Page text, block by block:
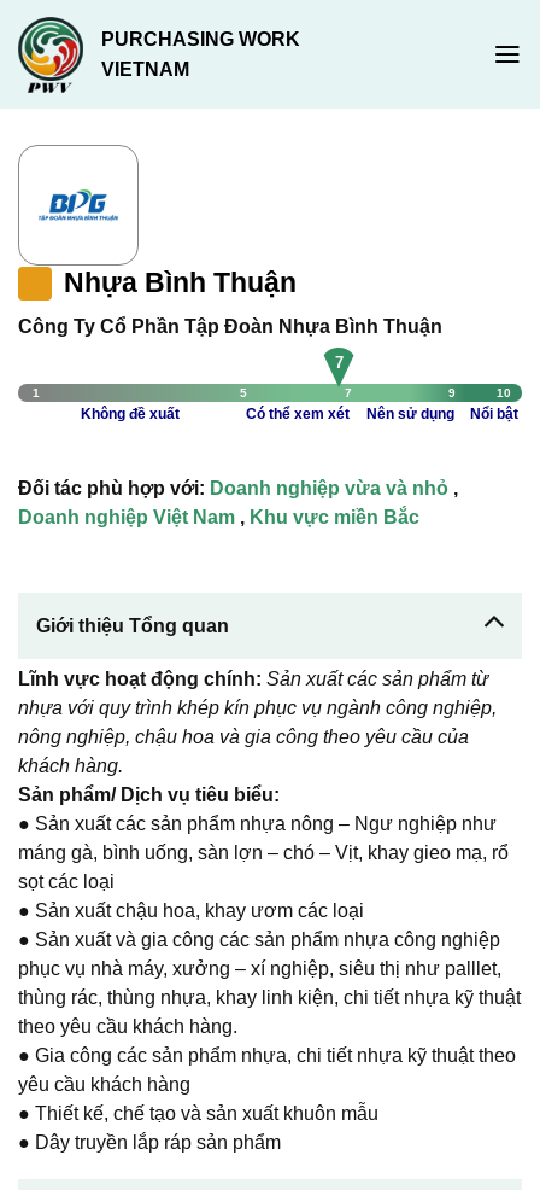
Chuyển
đến
nội
dung
PURCHASING WORK
VIETNAM
Nhựa Bình Thuận
Công Ty Cổ Phần Tập Đoàn Nhựa Bình Thuận
1 5 7 9 10
Không đề xuất Có thể xem xét Nên sử dụng Nổi bật
7
Đối tác phù hợp với: Doanh nghiệp vừa và nhỏ ,
Doanh nghiệp Việt Nam , Khu vực miền Bắc
Giới thiệu Tổng quan
Lĩnh vực hoạt động chính: Sản xuất các sản phẩm từ
nhựa với quy trình khép kín phục vụ ngành công nghiệp,
nông nghiệp, chậu hoa và gia công theo yêu cầu của
khách hàng.
Sản phẩm/ Dịch vụ tiêu biểu:
● Sản xuất các sản phẩm nhựa nông – Ngư nghiệp như
máng gà, bình uống, sàn lợn – chó – Vịt, khay gieo mạ, rổ
sọt các loại
● Sản xuất chậu hoa, khay ươm các loại
● Sản xuất và gia công các sản phẩm nhựa công nghiệp
phục vụ nhà máy, xưởng – xí nghiệp, siêu thị như palllet,
thùng rác, thùng nhựa, khay linh kiện, chi tiết nhựa kỹ thuật
theo yêu cầu khách hàng.
● Gia công các sản phẩm nhựa, chi tiết nhựa kỹ thuật theo
yêu cầu khách hàng
● Thiết kế, chế tạo và sản xuất khuôn mẫu
● Dây truyền lắp ráp sản phẩm